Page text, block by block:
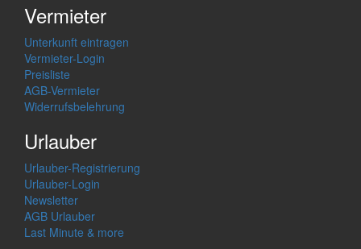
Vermieter
Unterkunft eintragen
Vermieter-Login
Preisliste
AGB-Vermieter
Widerrufsbelehrung
Urlauber
Urlauber-Registrierung
Urlauber-Login
Newsletter
AGB Urlauber
Last Minute & more